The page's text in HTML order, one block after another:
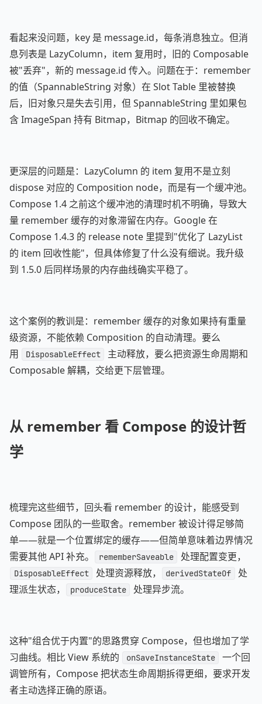
看起来没问题，key 是 message.id，每条消息独立。但消
息列表是 LazyColumn，item 复用时，旧的 Composable
被"丢弃"，新的 message.id 传入。问题在于：remember
的值（SpannableString 对象）在 Slot Table 里被替换
后，旧对象只是失去引用，但 SpannableString 里如果包
含 ImageSpan 持有 Bitmap，Bitmap 的回收不确定。
更深层的问题是：LazyColumn 的 item 复用不是立刻
dispose 对应的 Composition node，而是有一个缓冲池。
Compose 1.4 之前这个缓冲池的清理时机不明确，导致大
量 remember 缓存的对象滞留在内存。Google 在
Compose 1.4.3 的 release note 里提到"优化了 LazyList
的 item 回收性能"，但具体修复了什么没有细说。我升级
到 1.5.0 后同样场景的内存曲线确实平稳了。
这个案例的教训是：remember 缓存的对象如果持有重量
级资源，不能依赖 Composition 的自动清理。要么
用
DisposableEffect
主动释放，要么把资源生命周期和
Composable 解耦，交给更下层管理。
从 remember 看 Compose 的设计哲
学
梳理完这些细节，回头看 remember 的设计，能感受到
Compose 团队的一些取舍。remember 被设计得足够简
单——就是一个位置绑定的缓存——但简单意味着边界情况
需要其他 API 补充。
rememberSaveable 处理配置变更，
DisposableEffect 处理资源释放， derivedStateOf
处
理派生状态，
produceState 处理异步流。
这种"组合优于内置"的思路贯穿 Compose，但也增加了学
习曲线。相比 View 系统的
onSaveInstanceState
一个回
调管所有，Compose 把状态生命周期拆得更细，要求开发
者主动选择正确的原语。